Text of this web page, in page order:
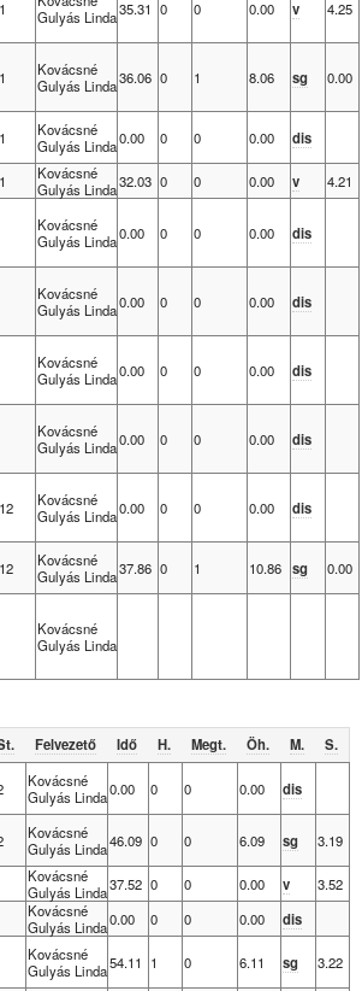
1
Gulyás Linda35.31 0 0 0.00 v 4.25
1
Kovácsné
Gulyás Linda36.06 0 1 8.06 sg 0.00
1
Kovácsné
Gulyás Linda0.00 0 0 0.00
dis
1
Kovácsné
Gulyás Linda32.03 0 0 0.00 v
4.21
Kovácsné
Gulyás Linda0.00 0 0 0.00 dis
Kovácsné
Gulyás Linda0.00 0 0 0.00 dis
Kovácsné
Gulyás Linda0.00 0 0 0.00 dis
Kovácsné
Gulyás Linda0.00 0 0 0.00 dis
12
Kovácsné
Gulyás Linda0.00 0 0 0.00 dis
12
Kovácsné
Gulyás Linda37.86 0 1 10.86 sg
0.00
Kovácsné
Gulyás Linda
Felvezető Idő H. Megt. Öh. M.
S.
Kovácsné
Gulyás Linda0.00 0 0 0.00
dis
Kovácsné
Gulyás Linda46.09 0 0 6.09 sg
3.19
Kovácsné
Gulyás Linda37.52 0 0 0.00 v
3.52
Kovácsné
Gulyás Linda0.00 0 0 0.00
dis
Kovácsné
Gulyás Linda54.11 1 0 6.11 sg
3.22